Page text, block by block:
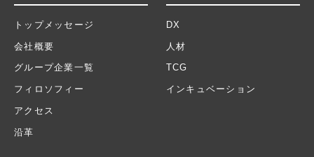
トップメッセージ
会社概要
グループ企業一覧
フィロソフィー
アクセス
沿革
DX
人材
TCG
インキュベーション